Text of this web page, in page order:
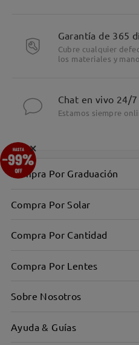
Garantía de 365
Cubre cualquier
los materiales y
Chat en vivo 24/7
Estamos siempre
Compra Por Graduación
Compra Por Solar
Compra Por Cantidad
Compra Por Lentes
Sobre Nosotros
Ayuda & Guías
×